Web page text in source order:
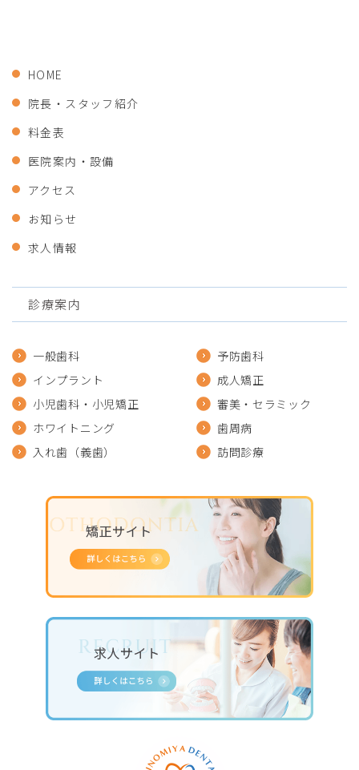
HOME
院長・スタッフ紹介
料金表
医院案内・設備
アクセス
お知らせ
求人情報
診療案内
一般歯科
予防歯科
インプラント
成人矯正
小児歯科・小児矯正
審美・セラミック
ホワイトニング
歯周病
入れ歯（義歯）
訪問診療